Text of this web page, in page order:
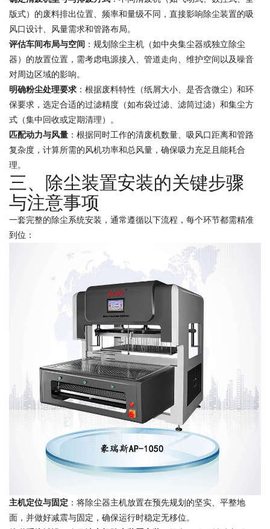
版式）的废料排出位置、频率和量级不同，直接影响除尘装置的吸
风口设计、风量需求和管路布局。
评估车间布局与空间 ：规划除尘主机（如中央集尘器或独立除尘
器）的放置位置，需考虑电源接入、管道走向、维护空间以及噪音
对周边区域的影响。
明确粉尘处理要求 ：根据废料特性（纸屑大小、是否含微尘）和环
保要求，选定合适的过滤精度（如布袋过滤、滤筒过滤）和集尘方
式（集中回收或定期清理）。
匹配动力与风量 ：根据同时工作的清废机数量、吸风口距离和管路
复杂度，计算所需的风机功率和总风量，确保吸力充足且能耗合
理。
三、除尘装置安装的关键步骤
与注意事项
一套完整的除尘系统安装，通常遵循以下流程，每个环节都需精准
到位：
主机定位与固定 ：将除尘器主机放置在预先规划的坚实、平整地
面，并做好减震与固定，确保运行时稳定无移位。